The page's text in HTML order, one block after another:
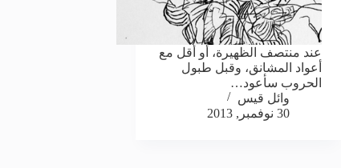
عند منتصف الظهيرة، أو أقل مع
أعواد المشانق، وقبل طبول
الحروب سأعود…
وائل قيس
30 نوفمبر, 2013